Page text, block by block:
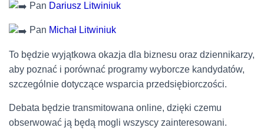
Pan Dariusz Litwiniuk
Pan Michał Litwiniuk
To będzie wyjątkowa okazja dla biznesu oraz dziennikarzy,
aby poznać i porównać programy wyborcze kandydatów,
szczególnie dotyczące wsparcia przedsiębiorczości.
Debata będzie transmitowana online, dzięki czemu
obserwować ją będą mogli wszyscy zainteresowani.